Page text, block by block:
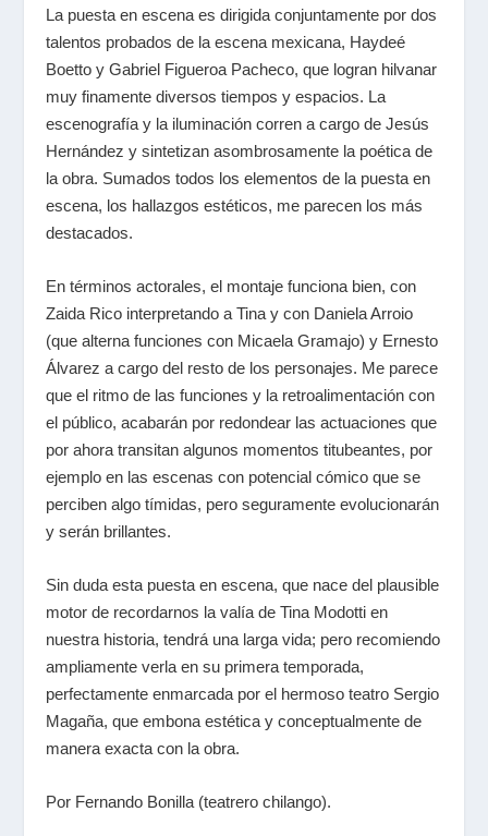
La puesta en escena es dirigida conjuntamente por dos
talentos probados de la escena mexicana, Haydeé
Boetto y Gabriel Figueroa Pacheco, que logran hilvanar
muy finamente diversos tiempos y espacios. La
escenografía y la iluminación corren a cargo de Jesús
Hernández y sintetizan asombrosamente la poética de
la obra. Sumados todos los elementos de la puesta en
escena, los hallazgos estéticos, me parecen los más
destacados.
En términos actorales, el montaje funciona bien, con
Zaida Rico interpretando a Tina y con Daniela Arroio
(que alterna funciones con Micaela Gramajo) y Ernesto
Álvarez a cargo del resto de los personajes. Me parece
que el ritmo de las funciones y la retroalimentación con
el público, acabarán por redondear las actuaciones que
por ahora transitan algunos momentos titubeantes, por
ejemplo en las escenas con potencial cómico que se
perciben algo tímidas, pero seguramente evolucionarán
y serán brillantes.
Sin duda esta puesta en escena, que nace del plausible
motor de recordarnos la valía de Tina Modotti en
nuestra historia, tendrá una larga vida; pero recomiendo
ampliamente verla en su primera temporada,
perfectamente enmarcada por el hermoso teatro Sergio
Magaña, que embona estética y conceptualmente de
manera exacta con la obra.
Por Fernando Bonilla (teatrero chilango).